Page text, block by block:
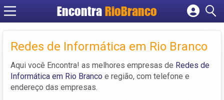
Encontra RioBranco
Cadastrar empresa
Criar conta
Redes de Informática em Rio Branco
Aqui você Encontra! as melhores empresas de Redes de
Informática em Rio Branco e região, com telefone e
endereço das empresas.